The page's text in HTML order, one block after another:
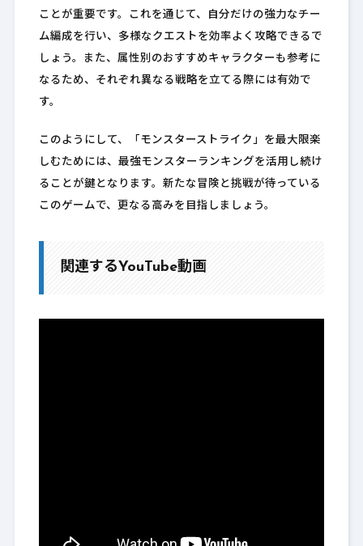
ことが重要です。これを通じて、自分だけの強力なチー
ム編成を行い、多様なクエストを効率よく攻略できるで
しょう。また、属性別のおすすめキャラクターも参考に
なるため、それぞれ異なる戦略を立てる際には有効で
す。
このようにして、「モンスターストライク」を最大限楽
しむためには、最強モンスターランキングを活用し続け
ることが鍵となります。新たな冒険と挑戦が待っている
このゲームで、更なる高みを目指しましょう。
関連するYouTube動画